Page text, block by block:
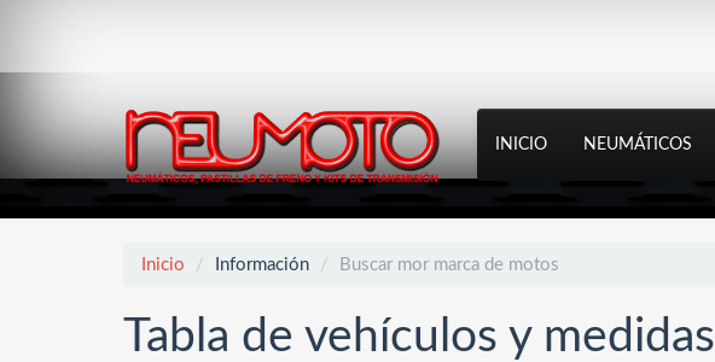
INICIO NEUMÁTICOS
Inicio Información Buscar mor marca de motos
Tabla de vehículos y medidas